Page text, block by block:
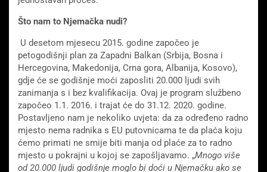
Što nam to Njemačka nudi?
U desetom mjesecu 2015. godine započeo je
petogodišnji plan za Zapadni Balkan (Srbija, Bosna i
Hercegovina, Makedonija, Crna gora, Albanija, Kosovo),
gdje će se godišnje moći zaposliti 20.000 ljudi svih
zanimanja s i bez kvalifikacija. Ovaj je program službeno
započeo 1.1. 2016. i trajat će do 31.12. 2020. godine.
Postavljeno nam je nekoliko uvjeta: da za određeno radno
mjesto nema radnika s EU putovnicama te da plaća koju
ćemo primati ne smije biti manja od plaće za to radno
mjesto u pokrajni u kojoj se zapošljavamo. „Mnogo više
od 20.000 ljudi godišnje moglo bi doći u Njemačku ako se